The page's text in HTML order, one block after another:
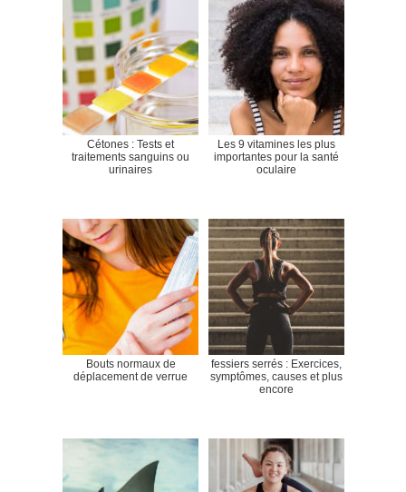
Cétones : Tests et
traitements sanguins ou
urinaires
Les 9 vitamines les plus
importantes pour la santé
oculaire
Bouts normaux de
déplacement de verrue
fessiers serrés : Exercices,
symptômes, causes et plus
encore